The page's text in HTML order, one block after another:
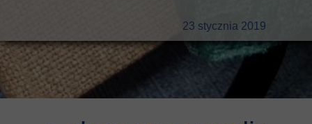
23 stycznia 2019